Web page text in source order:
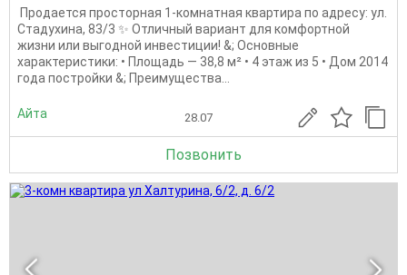
Продается просторная 1-комнатная квартира по адресу: ул.
Стадухина, 83/3 ✨ Отличный вариант для комфортной
жизни или выгодной инвестиции! &; Основные
характеристики: • Площадь — 38,8 м² • 4 этаж из 5 • Дом 2014
года постройки &; Преимущества...
Айта 28.07
Позвонить